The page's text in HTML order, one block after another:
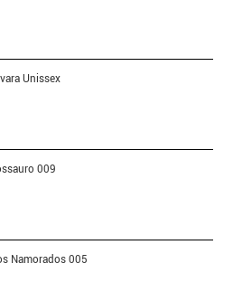
Unissex
009
Namorados 005